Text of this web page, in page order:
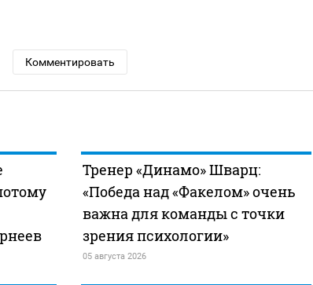
Комментировать
Тренер «Динамо» Шварц:
«Победа над «Факелом» очень
важна для команды с точки
зрения психологии»
05 августа 2026